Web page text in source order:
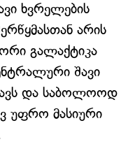
ხვრელების
არის
გალაქტიკა
შავი
და საბოლოოდ
უფრო მასიური